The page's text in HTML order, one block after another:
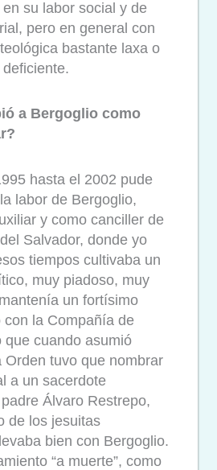
su labor social y de
pero en general con
bastante laxa o
a Bergoglio como
hasta el 2002 pude
labor de Bergoglio,
y como canciller de
Salvador, donde yo
tiempos cultivaba un
muy piadoso, muy
un fortísimo
con la Compañía de
que cuando asumió
Orden tuvo que nombrar
a un sacerdote
Álvaro Restrepo,
de los jesuitas
bien con Bergoglio.
“a muerte”, como